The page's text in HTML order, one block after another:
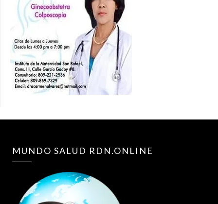
MUNDO SALUD RDN.ONLINE